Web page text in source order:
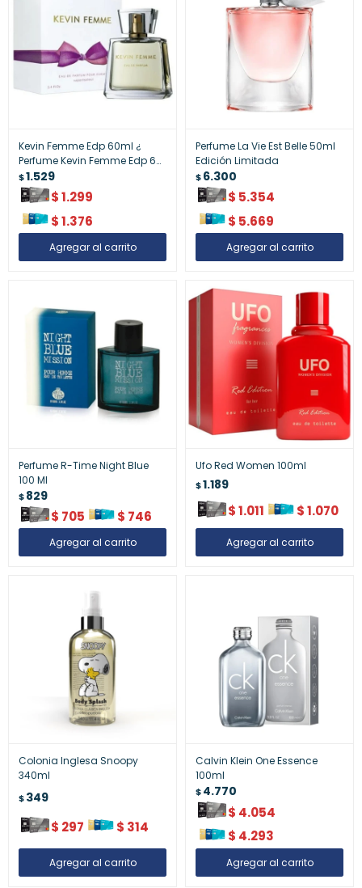
Kevin Femme Edp 60ml ¿
Perfume Kevin Femme Edp 60
Ml
$1.529
$1.299
$1.376
Perfume La Vie Est Belle 50ml
Edición Limitada
$6.300
$ 5.354
$ 5.669
Perfume R-Time Night Blue
100 Ml
$829
$ 705 $ 746
Ufo Red Women 100ml
$1.189
$1.011 $1.070
Colonia Inglesa Snoopy
340ml
$349
$ 297 $ 314
Calvin Klein One Essence
100ml
$4.770
$ 4.054
$ 4.293